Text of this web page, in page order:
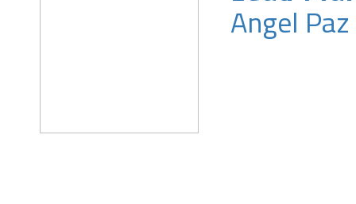
Angel Paz